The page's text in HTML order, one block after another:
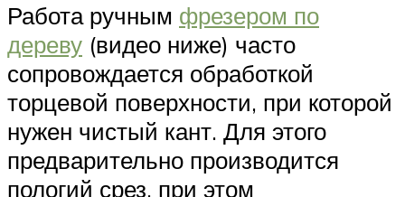
Работа ручным фрезером по
дереву (видео ниже) часто
сопровождается обработкой
торцевой поверхности, при которой
нужен чистый кант. Для этого
предварительно производится
пологий срез, при этом